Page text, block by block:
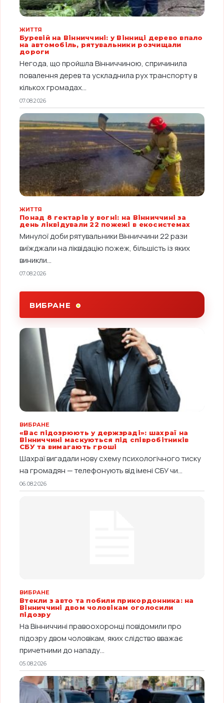
ЖИТТЯ
Буревій на Вінниччині: у Вінниці дерево впало
на автомобіль, рятувальники розчищали
дороги
Негода, що пройшла Вінниччиною, спричинила
повалення дерев та ускладнила рух транспорту в
кількох громадах...
07.08.2026
ЖИТТЯ
Понад 8 гектарів у вогні: на Вінниччині за
день ліквідували 22 пожежі в екосистемах
Минулої доби рятувальники Вінниччини 22 рази
виїжджали на ліквідацію пожеж, більшість із яких
виникли...
07.08.2026
ВИБРАНЕ
ВИБРАНЕ
«Вас підозрюють у держзраді»: шахраї на
Вінниччині маскуються під співробітників
СБУ та вимагають гроші
Шахраї вигадали нову схему психологічного тиску
на громадян — телефонують від імені СБУ чи...
06.08.2026
ВИБРАНЕ
Втекли з авто та побили прикордонника: на
Вінниччині двом чоловікам оголосили
підозру
На Вінниччині правоохоронці повідомили про
підозру двом чоловікам, яких слідство вважає
причетними до нападу...
05.08.2026